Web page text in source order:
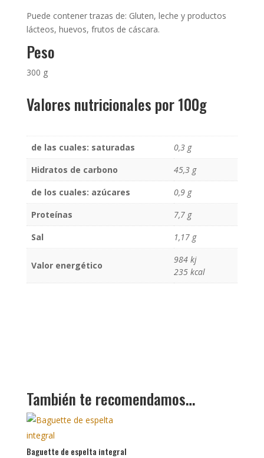
Puede contener trazas de: Gluten, leche y productos
lácteos, huevos, frutos de cáscara.
Peso
300 g
Valores nutricionales por 100g
de las cuales: saturadas
0,3 g
Hidratos de carbono
45,3 g
de los cuales: azúcares
0,9 g
Proteínas
7,7 g
Sal
1,17 g
Valor energético
984 kj
235 kcal
También te recomendamos…
Baguette de espelta integral